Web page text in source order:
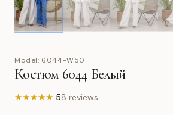
Model: 6044-W50
Костюм 6044 Белый
★★★★★ 58 reviews